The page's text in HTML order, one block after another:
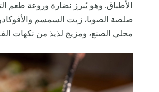
الأطباق. وهو يُبرز نضارة وروعة طعم
صلصة الصويا، زيت السمسم
محلي الصنع، ومزيج لذيذ من نكهات